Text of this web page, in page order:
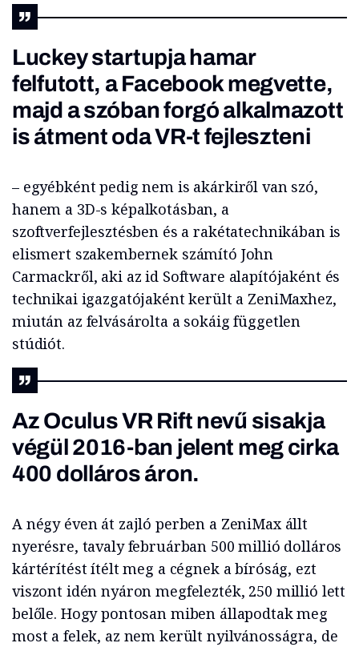
Luckey startupja hamar
felfutott, a Facebook megvette,
majd a szóban forgó alkalmazott
is átment oda VR-t fejleszteni
– egyébként pedig nem is akárkiről van szó,
hanem a 3D-s képalkotásban, a
szoftverfejlesztésben és a rakétatechnikában is
elismert szakembernek számító John
Carmackről, aki az id Software alapítójaként és
technikai igazgatójaként került a ZeniMaxhez,
miután az felvásárolta a sokáig független
stúdiót.
Az Oculus VR Rift nevű sisakja
végül 2016-ban jelent meg cirka
400 dolláros áron.
A négy éven át zajló perben a ZeniMax állt
nyerésre, tavaly februárban 500 millió dolláros
kártérítést ítélt meg a cégnek a bíróság, ezt
viszont idén nyáron megfelezték, 250 millió lett
belőle. Hogy pontosan miben állapodtak meg
most a felek, az nem került nyilvánosságra, de